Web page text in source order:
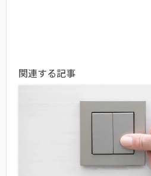
関連する記事